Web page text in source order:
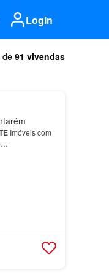
Login
de91 vivendas
Imóveis com